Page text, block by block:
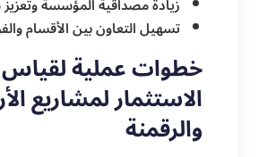
تسهيل التعاون بين الأقسام
خطوات عملية لقياس
الاستثمار لمشاريع
والرقمنة